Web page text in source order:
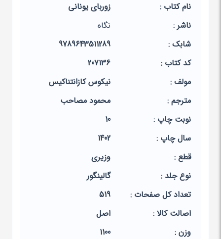
نام کتاب :
زوربای یونانی
ناشر :
نگاه
شابک :
9789643511289
کد کتاب :
207136
مولف :
نیکوس‏ کازانتناکیس‏
مترجم :
محمود مصاحب‏
نوبت چاپ :
10
سال چاپ :
1402
قطع :
وزیری
نوع جلد :
گالینگور
تعداد کل صفحات :
519
اصالت کالا :
اصل
وزن :
1100